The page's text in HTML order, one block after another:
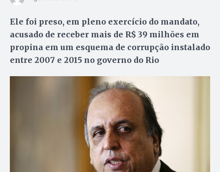
Ele foi preso, em pleno exercício do mandato,
acusado de receber mais de R$ 39 milhões em
propina em um esquema de corrupção instalado
entre 2007 e 2015 no governo do Rio